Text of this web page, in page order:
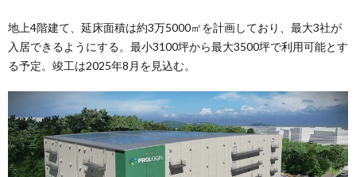
地上4階建て、延床面積は約3万5000㎡を計画しており、最大3社が
入居できるようにする。最小3100坪から最大3500坪で利用可能とす
る予定。竣工は2025年8月を見込む。